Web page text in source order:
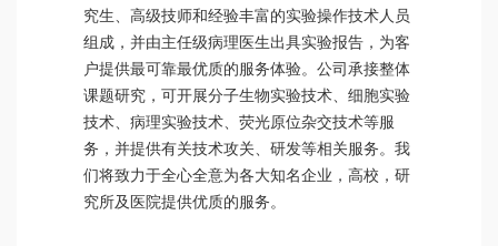
究生、高级技师和经验丰富的实验操作技术人员
组成，并由主任级病理医生出具实验报告，为客
户提供最可靠最优质的服务体验。公司承接整体
课题研究，可开展分子生物实验技术、细胞实验
技术、病理实验技术、荧光原位杂交技术等服
务，并提供有关技术攻关、研发等相关服务。我
们将致力于全心全意为各大知名企业，高校，研
究所及医院提供优质的服务。